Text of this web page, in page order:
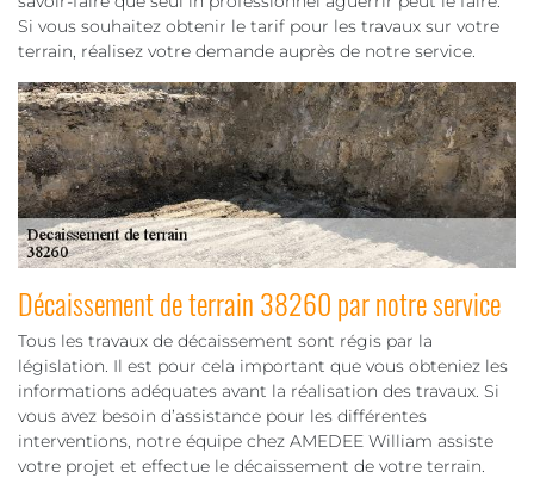
Si vous souhaitez obtenir le tarif pour les travaux sur votre
terrain, réalisez votre demande auprès de notre service.
Décaissement de terrain 38260 par notre service
Tous les travaux de décaissement sont régis par la
législation. Il est pour cela important que vous obteniez les
informations adéquates avant la réalisation des travaux. Si
vous avez besoin d’assistance pour les différentes
interventions, notre équipe chez AMEDEE William assiste
votre projet et effectue le décaissement de votre terrain.